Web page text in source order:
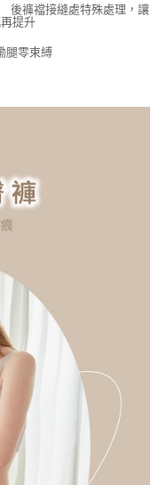
後褲襠接縫處特殊處理，讓
提升
腿零束縛